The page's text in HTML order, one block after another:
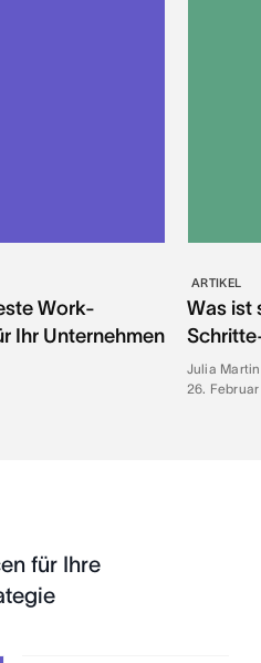
Work-
Ihr Unternehmen
ARTIKEL
Was ist
Julia
26.
für Ihre